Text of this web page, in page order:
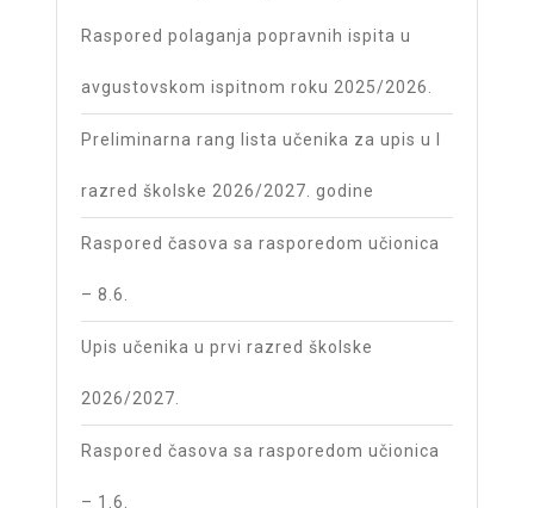
Raspored polaganja popravnih ispita u
avgustovskom ispitnom roku 2025/2026.
Preliminarna rang lista učenika za upis u I
razred školske 2026/2027. godine
Raspored časova sa rasporedom učionica
– 8.6.
Upis učenika u prvi razred školske
2026/2027.
Raspored časova sa rasporedom učionica
– 1.6.